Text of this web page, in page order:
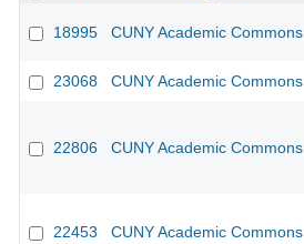
18995 CUNY Academic Commons
23068 CUNY Academic Commons
22806 CUNY Academic Commons
22453 CUNY Academic Commons